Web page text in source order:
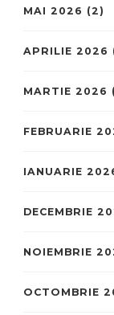
MAI 2026 (2)
APRILIE 2026
MARTIE 2026
FEBRUARIE
IANUARIE
DECEMBRIE
NOIEMBRIE
OCTOMBRIE